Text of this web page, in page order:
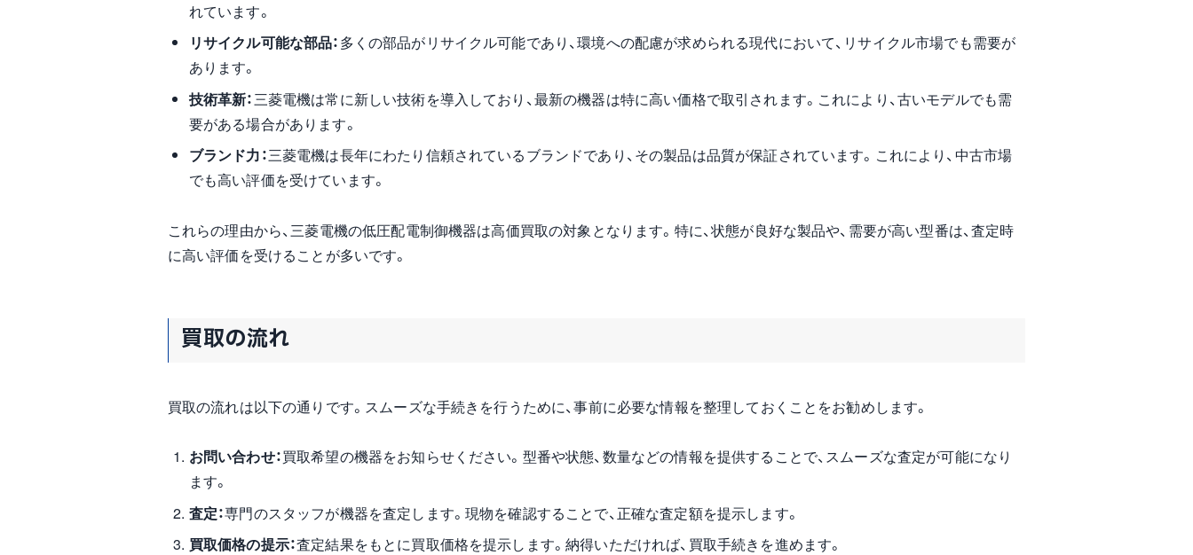
れています。
リサイクル可能な部品：多くの部品がリサイクル可能であり、環境への配慮が求められる現代において、リサイクル市場でも需要が
あります。
技術革新：三菱電機は常に新しい技術を導入しており、最新の機器は特に高い価格で取引されます。これにより、古いモデルでも需
要がある場合があります。
ブランド力：三菱電機は長年にわたり信頼されているブランドであり、その製品は品質が保証されています。これにより、中古市場
でも高い評価を受けています。
これらの理由から、三菱電機の低圧配電制御機器は高価買取の対象となります。特に、状態が良好な製品や、需要が高い型番は、査定時
に高い評価を受けることが多いです。
買取の流れ
買取の流れは以下の通りです。スムーズな手続きを行うために、事前に必要な情報を整理しておくことをお勧めします。
お問い合わせ：買取希望の機器をお知らせください。型番や状態、数量などの情報を提供することで、スムーズな査定が可能になり
ます。
査定：専門のスタッフが機器を査定します。現物を確認することで、正確な査定額を提示します。
買取価格の提示：査定結果をもとに買取価格を提示します。納得いただければ、買取手続きを進めます。